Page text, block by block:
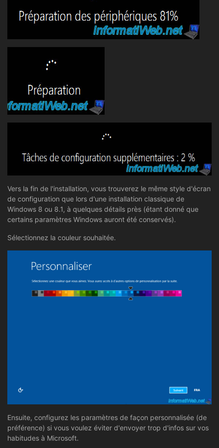
Vers la fin de l'installation, vous trouverez le même style d'écran
de configuration que lors d'une installation classique de
Windows 8 ou 8.1, à quelques détails près (étant donné que
certains paramètres Windows auront été conservés).
Sélectionnez la couleur souhaitée.
Ensuite, configurez les paramètres de façon personnalisée (de
préférence) si vous voulez éviter d'envoyer trop d'infos sur vos
habitudes à Microsoft.